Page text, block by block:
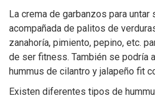
La crema de garbanzos para untar
acompañada de palitos de
zanahoría, pimiento, pepino, etc.
de ser fitness. También se podría
hummus de cilantro y jalapeño fit
Existen diferentes tipos de